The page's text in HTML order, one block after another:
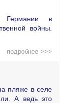
Германии в
войны.
подробнее >>>
пляже в селе
А ведь это